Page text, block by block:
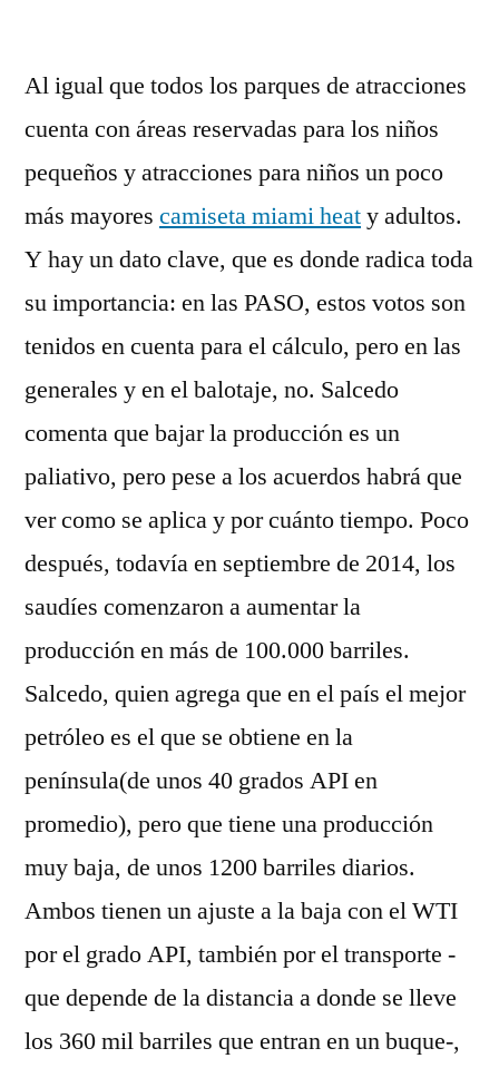
Al igual que todos los parques de atracciones
cuenta con áreas reservadas para los niños
pequeños y atracciones para niños un poco
más mayores camiseta miami heaty adultos.
Y hay un dato clave, que es donde radica toda
su importancia: en las PASO, estos votos son
tenidos en cuenta para el cálculo, pero en las
generales y en el balotaje, no. Salcedo
comenta que bajar la producción es un
paliativo, pero pese a los acuerdos habrá que
ver como se aplica y por cuánto tiempo. Poco
después, todavía en septiembre de 2014, los
saudíes comenzaron a aumentar la
producción en más de 100.000 barriles.
Salcedo, quien agrega que en el país el mejor
petróleo es el que se obtiene en la
península(de unos 40 grados API en
promedio), pero que tiene una producción
muy baja, de unos 1200 barriles diarios.
Ambos tienen un ajuste a la baja con el WTI
por el grado API, también por el transporte -
que depende de la distancia a donde se lleve
los 360 mil barriles que entran en un buque-,